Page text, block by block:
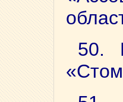
50.